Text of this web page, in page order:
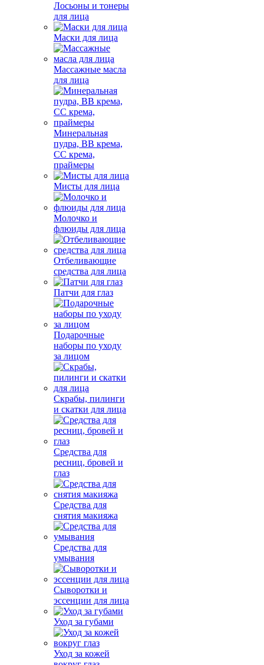
Лосьоны и тонеры
для лица
Маски для лица
Массажные масла
для лица
Минеральная
пудра, BB крема,
СС крема,
праймеры
Мисты для лица
Молочко и
флюиды для лица
Отбеливающие
средства для лица
Патчи для глаз
Подарочные
наборы по уходу
за лицом
Скрабы, пилинги
и скатки для лица
Средства для
ресниц, бровей и
глаз
Средства для
снятия макияжа
Средства для
умывания
Сыворотки и
эссенции для лица
Уход за губами
Уход за кожей